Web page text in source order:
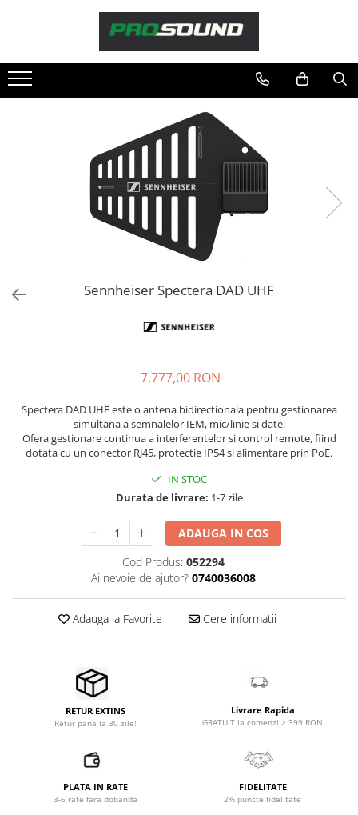
Sonorizare / PA
Stabilizatoare de tensiune UPS si
Power Conditioner
Case-uri de microfoane
Microfoane de broadcast
Microfoane de Suprafata
Microfoane de voce si live
Microfoane lavaliera si headset
Microfoane podcast, USB, iOS /
Microfoane pt instalatii si
Microfoane Ribbon
Microfoane stereo
Microfoane Suspendabile
Studio si inregistrari
Accesorii de microfoane
Accesorii de rack
Controllere MIDI - USB DAW
Controllere monitoare de studio
Sennheiser Spectera DAD UHF
7.777,00 RON
Spectera DAD UHF este o antena bidirectionala pentru gestionarea
simultana a semnalelor IEM, mic/linie si date.
Ofera gestionare continua a interferentelor si control remote, fiind
dotata cu un conector RJ45, protectie IP54 si alimentare prin PoE.
IN STOC
Durata de livrare: 1-7 zile
ADAUGA IN COS
Cod Produs: 052294
Ai nevoie de ajutor? 0740036008
Adauga la Favorite Cere informatii
RETUR EXTINS
Retur pana la 30 zile!
Livrare Rapida
GRATUIT la comenzi > 399 RON
PLATA IN RATE
3-6 rate fara dobanda
FIDELITATE
2% puncte fidelitate